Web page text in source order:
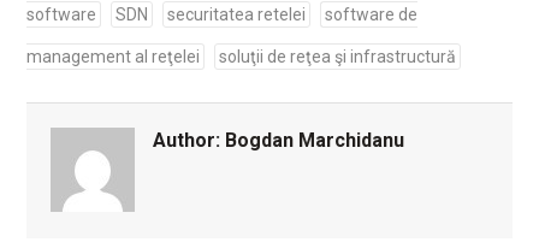
software SDN securitatea retelei software de
management al reţelei soluţii de reţea şi infrastructură
Author: Bogdan Marchidanu